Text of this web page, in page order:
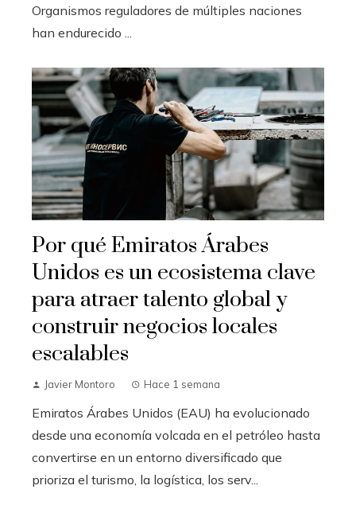
Organismos reguladores de múltiples naciones
han endurecido ...
Por qué Emiratos Árabes
Unidos es un ecosistema clave
para atraer talento global y
construir negocios locales
escalables
Javier Montoro Hace 1 semana
Emiratos Árabes Unidos (EAU) ha evolucionado
desde una economía volcada en el petróleo hasta
convertirse en un entorno diversificado que
prioriza el turismo, la logística, los serv...